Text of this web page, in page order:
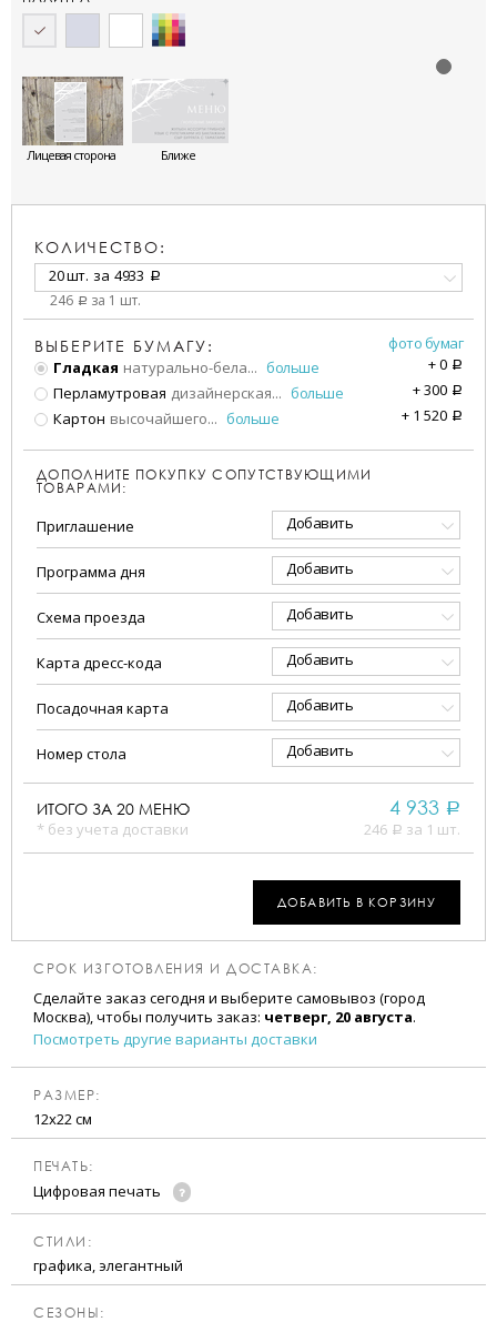
Лицевая сторона Ближе
КОЛИЧЕСТВО:
20 шт. за 4933 a
246 a за 1 шт.
ВЫБЕРИТЕ БУМАГУ:
фото бумаг
Гладкая натурально-бела... больше +0 a
Перламутровая дизайнерская... больше +300 a
Картон высочайшего... больше + 1 520 a
ДОПОЛНИТЕ ПОКУПКУ СОПУТСТВУЮЩИМИ
ТОВАРАМИ:
Приглашение Добавить
Программа дня Добавить
Схема проезда Добавить
Карта дресс-кода Добавить
Посадочная карта Добавить
Номер стола Добавить
ИТОГО ЗА 20 МЕНЮ
* без учета доставки
4 933 a
246 a за 1 шт.
ДОБАВИТЬ В КОРЗИНУ
СРОК ИЗГОТОВЛЕНИЯ И ДОСТАВКА:
Сделайте заказ сегодня и выберите самовывоз (город
Москва), чтобы получить заказ: четверг, 20 августа.
Посмотреть другие варианты доставки
РАЗМЕР:
12х22 см
ПЕЧАТЬ:
Цифровая печать
CТИЛИ:
графика, элегантный
CЕЗОНЫ: